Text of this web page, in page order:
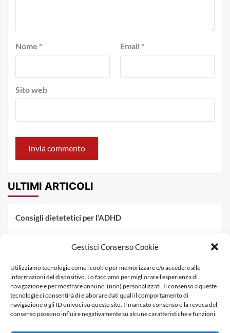
Gestisci Consenso Cookie
Utilizziamo tecnologie come i cookie per memorizzare e/o accedere alle
informazioni del dispositivo. Lo facciamo per migliorare l'esperienza di
navigazione e per mostrare annunci (non) personalizzati. Il consenso a queste
tecnologie ci consentirà di elaborare dati quali il comportamento di
navigazione o gli ID univoci su questo sito. Il mancato consenso o la revoca del
consenso possono influire negativamente su alcune caratteristiche e funzioni.
Nome * Email *
Sito web
ULTIMI ARTICOLI
Consigli dietetetici per l’ADHD
Fenilchetonuria
Dieta militare: come funziona, opinioni e schema tipo per
dimagrire in 3 giorni